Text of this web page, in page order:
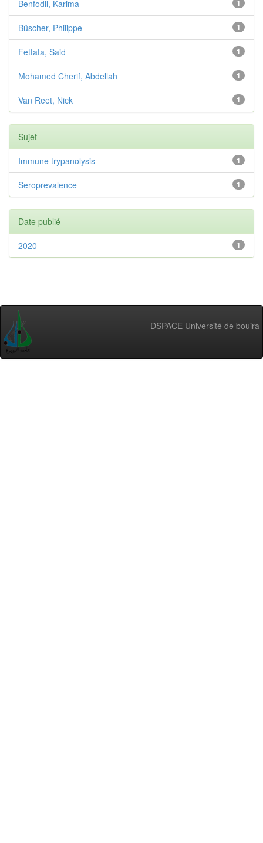
1
Benfodil, Karima
1
Büscher, Philippe
1
Fettata, Said
1
Mohamed Cherif, Abdellah
1
Van Reet, Nick
Sujet
1
Immune trypanolysis
1
Seroprevalence
Date publié
1
2020
DSPACE Université de bouira